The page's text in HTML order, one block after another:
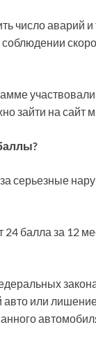
число аварий
зайти на сайт
серьезные
24 балла за 12
или